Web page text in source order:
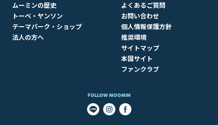
ムーミンの歴史
トーベ・ヤンソン
テーマパーク・ショップ
法人の方へ
よくあるご質問
お問い合わせ
個人情報保護方針
推奨環境
サイトマップ
本国サイト
ファンクラブ
FOLLOW MOOMIN